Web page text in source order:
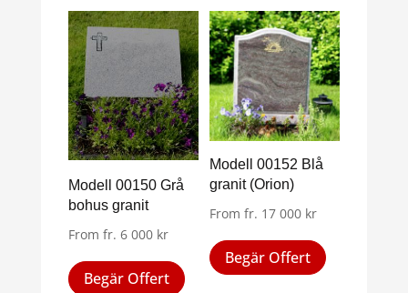
har
flera
varianter.
De
olika
alternativen
kan
väljas
produktsidan
varianter.
De
olika
alternativen
kan
väljas
Modell 00150 Grå
bohus granit
From fr. 6 000 kr
Begär Offert
Den
här
Modell 00152 Blå
granit (Orion)
From fr. 17 000 kr
Begär Offert
här